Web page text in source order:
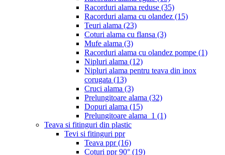
Racorduri alama reduse (35)
Racorduri alama cu olandez (15)
Teuri alama (23)
Coturi alama cu flansa (3)
Mufe alama (3)
Racorduri alama cu olandez pompe (1)
Nipluri alama (12)
Nipluri alama pentru teava din inox
corugata (13)
Cruci alama (3)
Prelungitoare alama (32)
Dopuri alama (15)
Prelungitoare alama_1 (1)
Teava si fitinguri din plastic
Tevi si fitinguri ppr
Teava ppr(16)
Coturi ppr 90° (19)